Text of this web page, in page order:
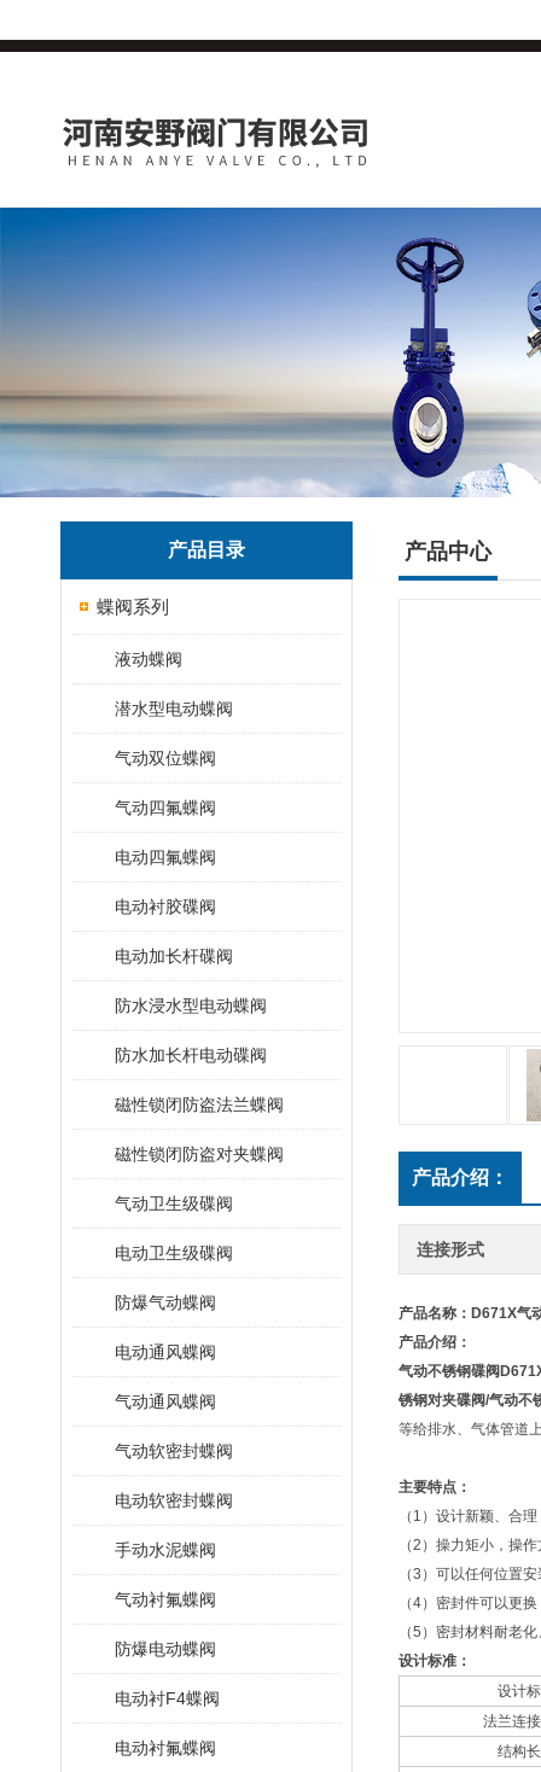
产品目录
蝶阀系列
液动蝶阀
潜水型电动蝶阀
气动双位蝶阀
气动四氟蝶阀
电动四氟蝶阀
电动衬胶碟阀
电动加长杆碟阀
防水浸水型电动蝶阀
防水加长杆电动碟阀
磁性锁闭防盗法兰蝶阀
磁性锁闭防盗对夹蝶阀
气动卫生级碟阀
电动卫生级碟阀
防爆气动蝶阀
电动通风蝶阀
气动通风蝶阀
气动软密封蝶阀
电动软密封蝶阀
手动水泥蝶阀
气动衬氟蝶阀
防爆电动蝶阀
电动衬F4蝶阀
电动衬氟蝶阀
产品中心
产品介绍：
连接形式
产品名称：D671X气
产品介绍：
气动不锈钢碟阀
锈钢对夹碟阀/气动不
等给排水、气体管道
主要特点：
（1）设计新颖、合
（2）操力矩小，操
（3）可以任何位置
（4）密封件可以更
（5）密封材料耐老
设计标准：
设计
法兰连
结构